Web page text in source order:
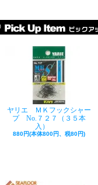
ヤリエ ＭＫフックシャー
プ No.７２７（３５本
入）
880円(本体800円、税80円)